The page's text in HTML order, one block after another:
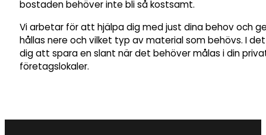
bostaden behöver inte bli så kostsamt.
Vi arbetar för att hjälpa dig med just dina behov och
hållas nere och vilket typ av material som behövs. I
dig att spara en slant när det behöver målas i din
företagslokaler.